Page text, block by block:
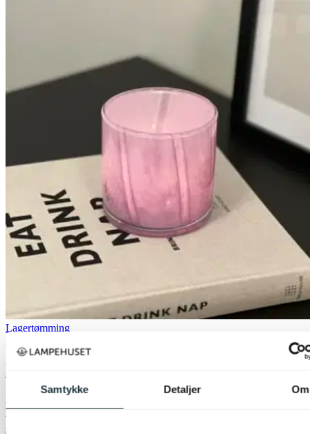
Samtykke Detaljer Om
Lagertømming
Nova Decor & Lighting
Lysglass 10cm lilla
kr 99,-
kr 199,-